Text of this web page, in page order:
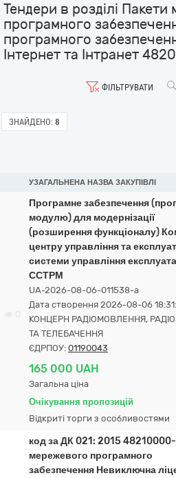
Тендери в розділі
програмного
програмного
Інтернет та Інтранет
ФІЛЬТРУВАТИ
ЗНАЙДЕНО: 8
УЗАГАЛЬНЕНА НАЗВА ЗАКУПІВЛІ
Програмне забезпечення
модулю) для модернізації
(розширення функціоналу)
центру управління та
системи управління
ССТРМ
UA-2026-08-06-011538-a
Дата створення 2026-08-06
КОНЦЕРН РАДІОМОВЛЕННЯ,
ТА ТЕЛЕБАЧЕННЯ
ЄДРПОУ: 01190043
165 000 UAH
Загальна ціна
Очікування пропозицій
Відкриті торги з особливостями
код за ДК 021: 2015
мережевого програмного
забезпечення Невиключна